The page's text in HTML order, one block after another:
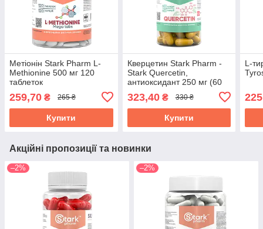
Метіонін Stark Pharm L-
Methionine 500 мг 120
таблеток
259,70 ₴ 265 ₴
Купити
Кверцетин Stark Pharm -
Stark Quercetin,
антиоксидант 250 мг (60
323,40₴ 330 ₴
Купити
L-
Акційні пропозиції та новинки
–2% –2%